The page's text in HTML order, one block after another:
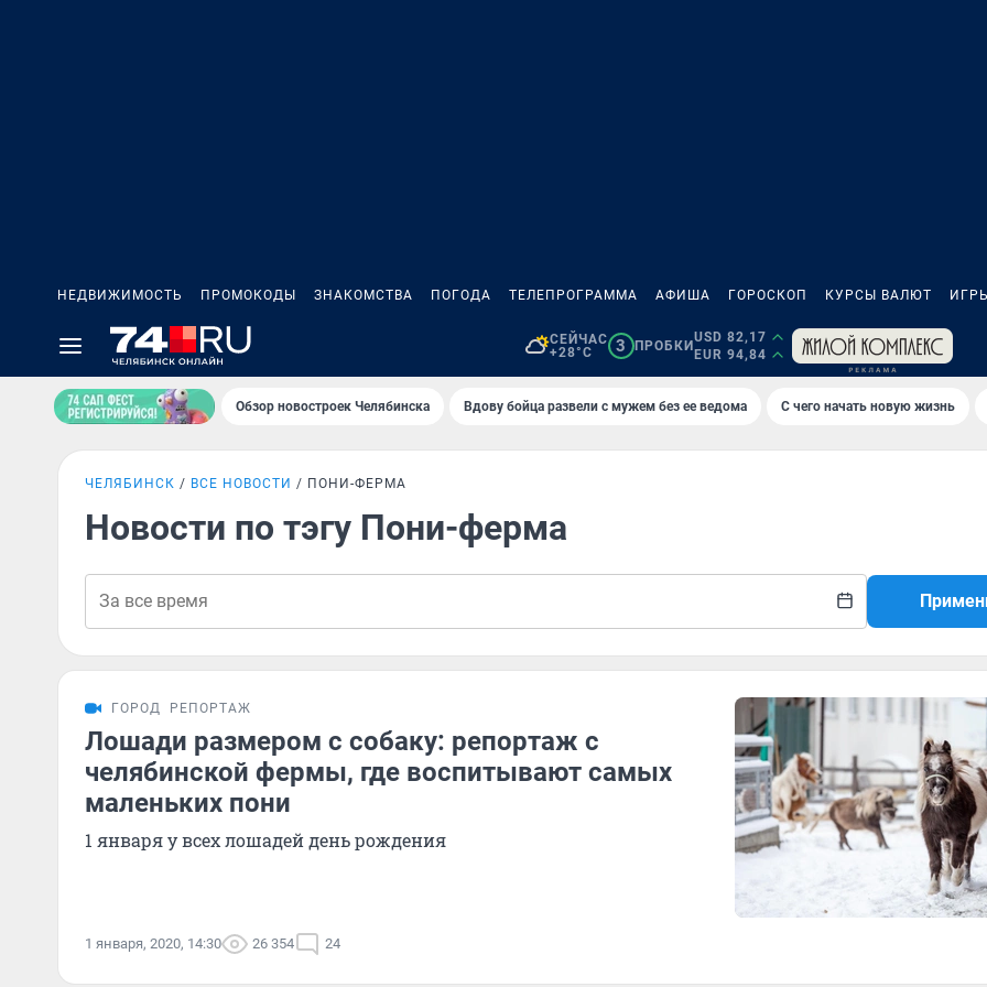
НЕДВИЖИМОСТЬ ПРОМОКОДЫ ЗНАКОМСТВА ПОГОДА ТЕЛЕПРОГРАММА АФИША ГОРОСКОП КУРСЫ ВАЛЮТ
СЕЙЧАС
+28°C
3 ПРОБКИ
USD 82,17
EUR 94,84
Обзор новостроек Челябинска Вдову бойца развели с мужем без ее ведома С чего начать новую жизнь
ЧЕЛЯБИНСК ВСЕ НОВОСТИ ПОНИ-ФЕРМА
Новости по тэгу Пони-ферма
ГОРОД РЕПОРТАЖ
Лошади размером с собаку: репортаж с
челябинской фермы, где воспитывают самых
маленьких пони
1 января у всех лошадей день рождения
1 января, 2020, 14:30 26 354 24